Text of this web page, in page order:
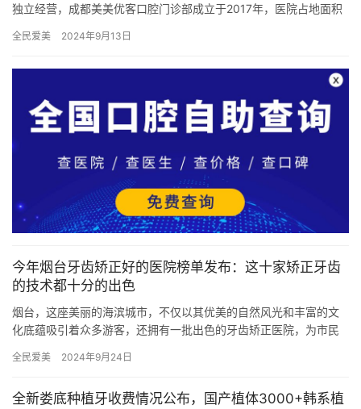
独立经营，成都美美优客口腔门诊部成立于2017年，医院占地面积
全民爱美 2024年9月13日
今年烟台牙齿矫正好的医院榜单发布：这十家矫正牙齿
的技术都十分的出色
烟台，这座美丽的海滨城市，不仅以其优美的自然风光和丰富的文
化底蕴吸引着众多游客，还拥有一批出色的牙齿矫正医院，为市民
力、患者…
全民爱美 2024年9月24日
全新娄底种植牙收费情况公布，国产植体3000+韩系植